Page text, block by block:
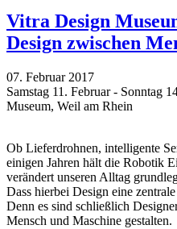
Vitra Design
Design zwischen
07. Februar 2017
Samstag 11. Februar - Sonntag
Museum, Weil am Rhein
Ob Lieferdrohnen, intelligente
einigen Jahren hält die Robotik
verändert unseren Alltag
Dass hierbei Design eine
Denn es sind schließlich
Mensch und Maschine gestalten.